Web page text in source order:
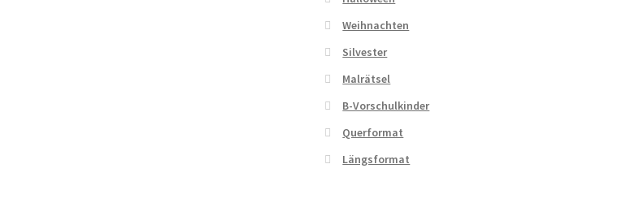
Weihnachten
Silvester
Malrätsel
B-Vorschulkinder
Querformat
Längsformat